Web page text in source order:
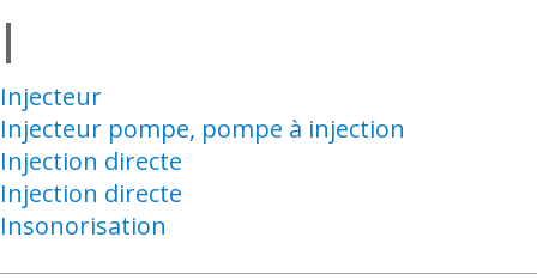
I
Injecteur
Injecteur pompe, pompe à injection
Injection directe
Injection directe
Insonorisation